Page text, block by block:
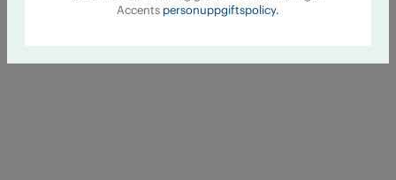
Accents personuppgiftspolicy.